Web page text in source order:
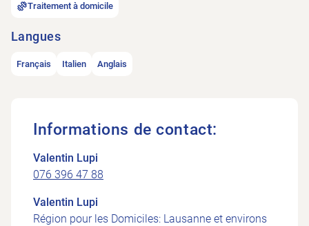
Traitement à domicile
Langues
Français Italien Anglais
Informations de contact:
Valentin Lupi
076 396 47 88
Valentin Lupi
Région pour les Domiciles: Lausanne et environs